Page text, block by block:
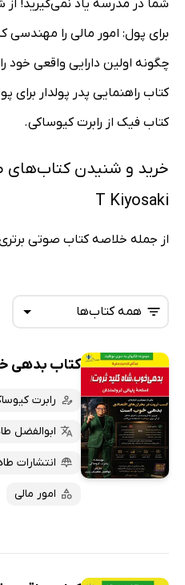
شما در مدرسه یاد نمی‌گیرید! از
برای پول: امور مالی را مهندسی
چگونه اولین دارایی واقعی خود
کتاب راهنمایی پدر پولدار برای
کتاب فیک از رابرت کیوساکی.
T Kiyosaki
از جمله خلاصه کتاب صوتی برتری
همه کتاب‌ها
همه کتاب‌ها
کتاب‌های صوتی
کتاب‌های متنی
کتاب بدهی
رابرت
ابوالفضل
انتشارات
امور مالی